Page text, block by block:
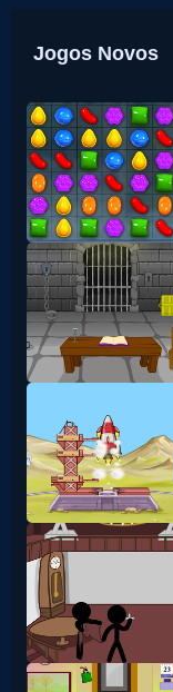
Jogos Novos